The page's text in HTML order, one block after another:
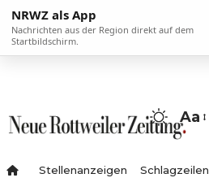
NRWZ als App
Nachrichten aus der Region direkt auf dem
Startbildschirm.
Aa
Stellenanzeigen Schlagzeilen